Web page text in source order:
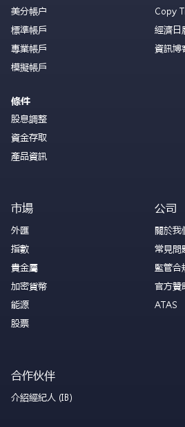
美分帳户
標準帳戶
專業帳戶
模擬帳戶
條件
股息調整
資金存取
產品資訊
Copy
經濟日
資訊博
市場
外匯
指數
貴金屬
加密貨幣
能源
股票
公司
關於我
常見問
監管合
官方贊
ATAS
合作伙伴
介紹經紀人 (IB)